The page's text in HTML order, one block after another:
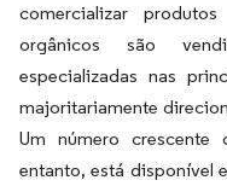
comercializar
orgânicos são
especializadas nas
majoritariamente
Um número
entanto, está disponível